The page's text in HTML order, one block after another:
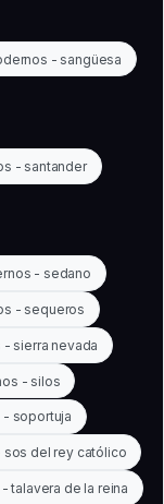
- sangüesa
- santander
- sedano
- sequeros
sierra nevada
- silos
soportuja
del rey católico
talavera de la reina